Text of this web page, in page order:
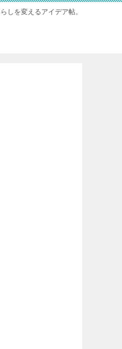
しを変えるアイデア帖。